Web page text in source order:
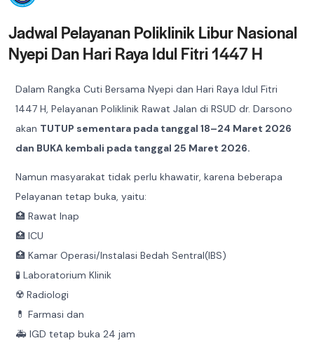
Jadwal Pelayanan Poliklinik Libur Nasional
Nyepi Dan Hari Raya Idul Fitri 1447 H
Dalam Rangka Cuti Bersama Nyepi dan Hari Raya Idul Fitri
1447 H, Pelayanan Poliklinik Rawat Jalan di RSUD dr. Darsono
akan TUTUP sementara pada tanggal 18–24 Maret 2026
dan BUKA kembali pada tanggal 25 Maret 2026.
Namun masyarakat tidak perlu khawatir, karena beberapa
Pelayanan tetap buka, yaitu:
🏥 Rawat Inap
🏥 ICU
🏥 Kamar Operasi/Instalasi Bedah Sentral(IBS)
🧪 Laboratorium Klinik
☢️ Radiologi
💊 Farmasi dan
🚑 IGD tetap buka 24 jam